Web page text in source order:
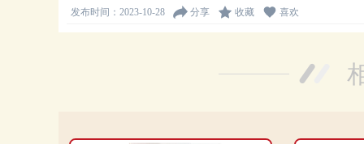
发布时间：2023-10-28 分享 收藏 喜欢